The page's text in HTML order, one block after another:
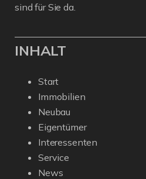
sind für Sie da.
INHALT
Start
Immobilien
Neubau
Eigentümer
Interessenten
Service
News